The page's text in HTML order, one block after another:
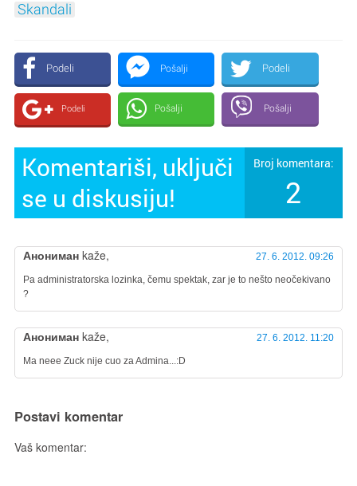
Skandali
Podeli Pošalji Podeli
Podeli Pošalji Pošalji
Komentariši, uključi
se u diskusiju!
Broj komentara:
2
Анониман kaže, 27. 6. 2012. 09:26
Pa administratorska lozinka, čemu spektak, zar je to nešto neočekivano
?
Анониман kaže, 27. 6. 2012. 11:20
Ma neee Zuck nije cuo za Admina...:D
Postavi komentar
Vaš komentar: